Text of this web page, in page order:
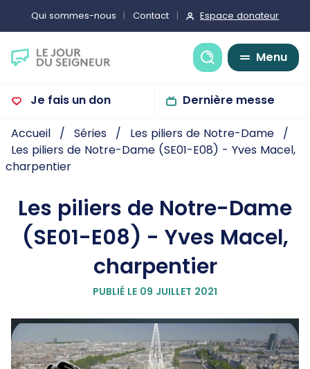
Qui sommes-nous Contact Espace donateur
Recherche
Menu
Je fais un don Dernière messe
Accueil Séries
Les piliers de Notre-Dame
Les piliers de Notre-Dame (SE01-E08) - Yves Macel,
charpentier
Les piliers de Notre-Dame
(SE01-E08) - Yves Macel,
charpentier
PUBLIÉ LE 09 JUILLET 2021